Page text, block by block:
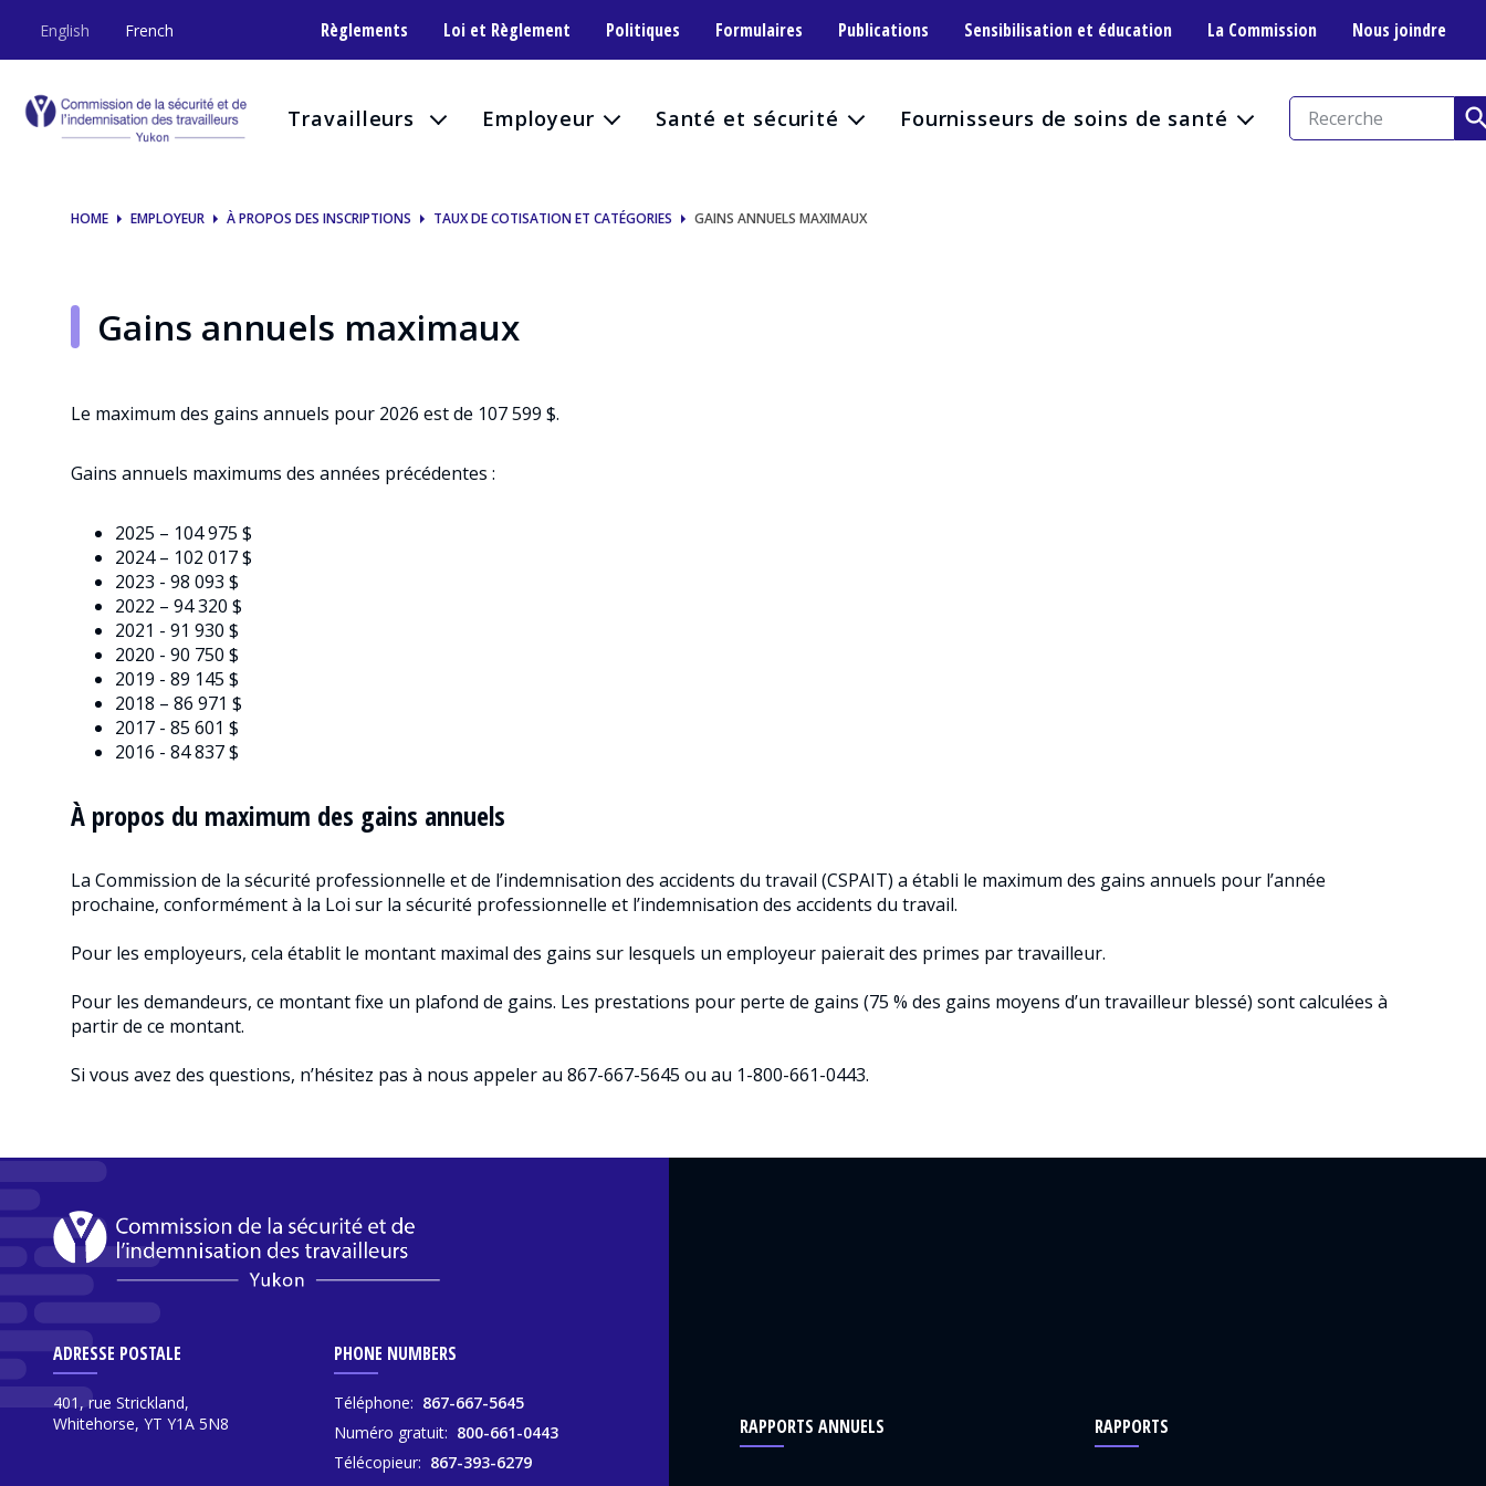
Maximum
annual
earnings
English French Règlements Loi et Règlement Politiques Formulaires Publications Sensibilisation et éducation La Commission Nous joindre
Travailleurs Employeur Santé et sécurité Fournisseurs de soins de santé
HOME EMPLOYEUR À PROPOS DES INSCRIPTIONS TAUX DE COTISATION ET CATÉGORIES GAINS ANNUELS MAXIMAUX
Gains annuels maximaux
Le maximum des gains annuels pour 2026 est de 107 599 $.
Gains annuels maximums des années précédentes :
2025 – 104 975 $
2024 – 102 017 $
2023 - 98 093 $
2022 – 94 320 $
2021 - 91 930 $
2020 - 90 750 $
2019 - 89 145 $
2018 – 86 971 $
2017 - 85 601 $
2016 - 84 837 $
À propos du maximum des gains annuels
La Commission de la sécurité professionnelle et de l’indemnisation des accidents du travail (CSPAIT) a établi le maximum des gains annuels pour l’année
prochaine, conformément à la Loi sur la sécurité professionnelle et l’indemnisation des accidents du travail.
Pour les employeurs, cela établit le montant maximal des gains sur lesquels un employeur paierait des primes par travailleur.
Pour les demandeurs, ce montant fixe un plafond de gains. Les prestations pour perte de gains (75 % des gains moyens d’un travailleur blessé) sont calculées à
partir de ce montant.
Si vous avez des questions, n’hésitez pas à nous appeler au 867-667-5645 ou au 1-800-661-0443.
ADRESSE POSTALE
401, rue Strickland,
Whitehorse, YT Y1A 5N8
PHONE NUMBERS
Téléphone: 867-667-5645
Numéro gratuit: 800-661-0443
Télécopieur: 867-393-6279
RAPPORTS ANNUELS RAPPORTS